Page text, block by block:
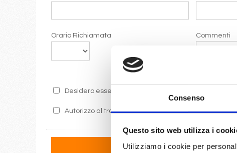
Consenso
Questo sito web utilizza i
Utilizziamo i cookie per
Orario Richiamata Commenti
Desidero essere informato sulle ultime promozioni di
Autorizzo al trattamento dei miei dati secondo i